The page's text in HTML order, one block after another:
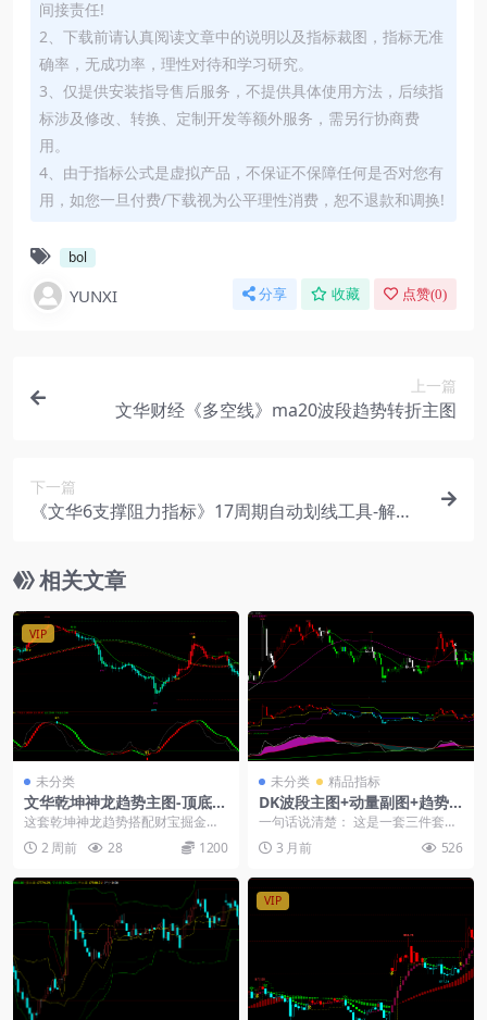
间接责任!
2、下载前请认真阅读文章中的说明以及指标裁图，指标无准
确率，无成功率，理性对待和学习研究。
3、仅提供安装指导售后服务，不提供具体使用方法，后续指
标涉及修改、转换、定制开发等额外服务，需另行协商费
用。
4、由于指标公式是虚拟产品，不保证不保障任何是否对您有
用，如您一旦付费/下载视为公平理性消费，恕不退款和调换!
bol
YUNXI 分享 收藏 点赞(0)
上一篇
文华财经《多空线》ma20波段趋势转折主图
下一篇
《文华6支撑阻力指标》17周期自动划线工具-解决
相关文章
VIP
未分类
文华乾坤神龙趋势主图-顶底背
离波段幅图无未来
这套乾坤神龙趋势搭配财宝掘金幅
图指标，以轨道线划分多空边界，
趋势拐点清晰标注。副...
2 周前 28 1200
未分类 精品指标
DK波段主图+动量副图+趋势
副图：三屏联动看趋势，信号
不打架
一句话说清楚： 这是一套三件套组
合：一个主图看方向，两个副图相
互验证。主图出信号...
3 月前 526
VIP